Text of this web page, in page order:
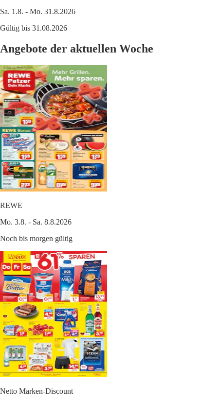
Sa. 1.8. - Mo. 31.8.2026
Gültig bis 31.08.2026
Angebote der aktuellen Woche
REWE
Mo. 3.8. - Sa. 8.8.2026
Noch bis morgen gültig
Netto Marken-Discount